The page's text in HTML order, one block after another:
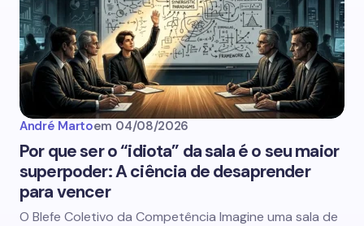
André Martoem 04/08/2026
Por que ser o “idiota” da sala é o seu maior
superpoder: A ciência de desaprender
para vencer
O Blefe Coletivo da Competência Imagine uma sala de